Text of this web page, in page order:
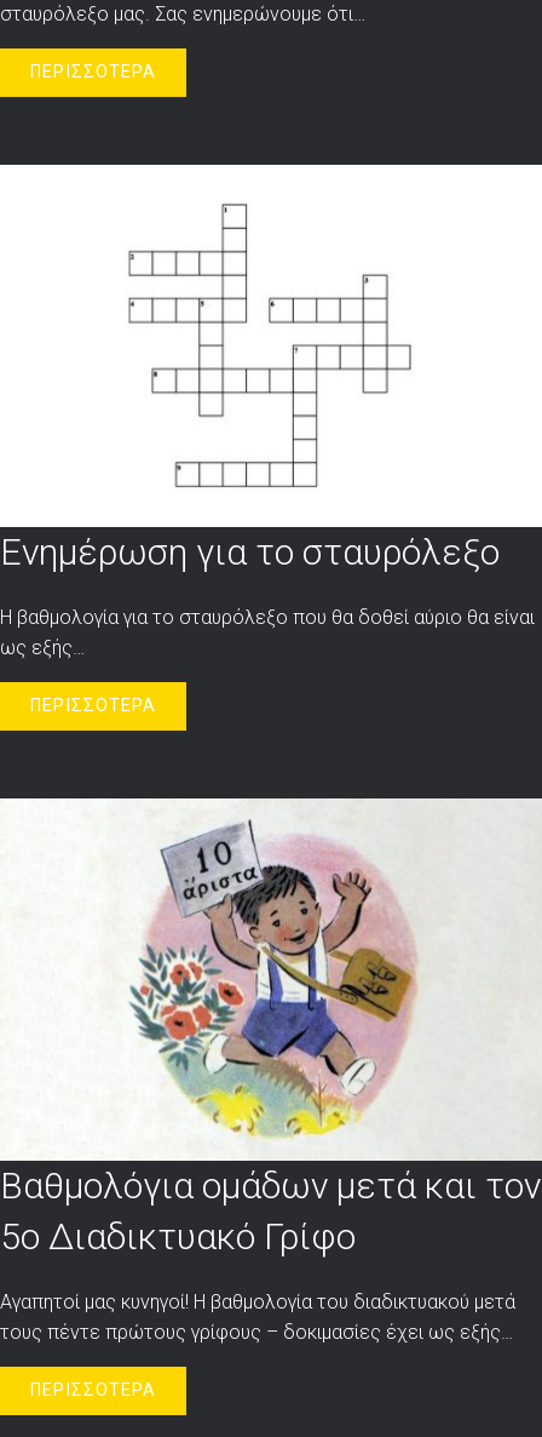
σταυρόλεξο μας. Σας ενημερώνουμε ότι…
ΠΕΡΙΣΣΟΤΕΡΑ
Ενημέρωση για το σταυρόλεξο
Η βαθμολογία για το σταυρόλεξο που θα δοθεί αύριο θα είναι
ως εξής…
ΠΕΡΙΣΣΟΤΕΡΑ
Βαθμολόγια ομάδων μετά και τον
5ο Διαδικτυακό Γρίφο
Αγαπητοί μας κυνηγοί! Η βαθμολογία του διαδικτυακού μετά
τους πέντε πρώτους γρίφους – δοκιμασίες έχει ως εξής…
ΠΕΡΙΣΣΟΤΕΡΑ